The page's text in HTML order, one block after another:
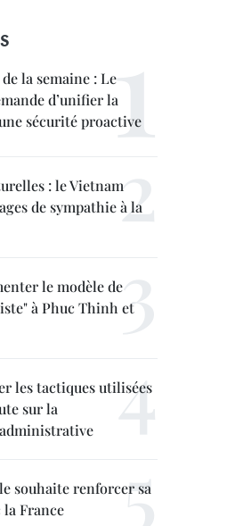
la semaine : Le
d’unifier la
sécurité proactive
: le Vietnam
de sympathie à la
le modèle de
à Phuc Thinh et
les tactiques utilisées
sur la
souhaite renforcer sa
France